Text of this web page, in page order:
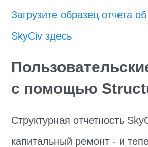
Загрузите образец отчета
SkyCiv здесь
с помощью
Структурная отчетность
капитальный ремонт - и